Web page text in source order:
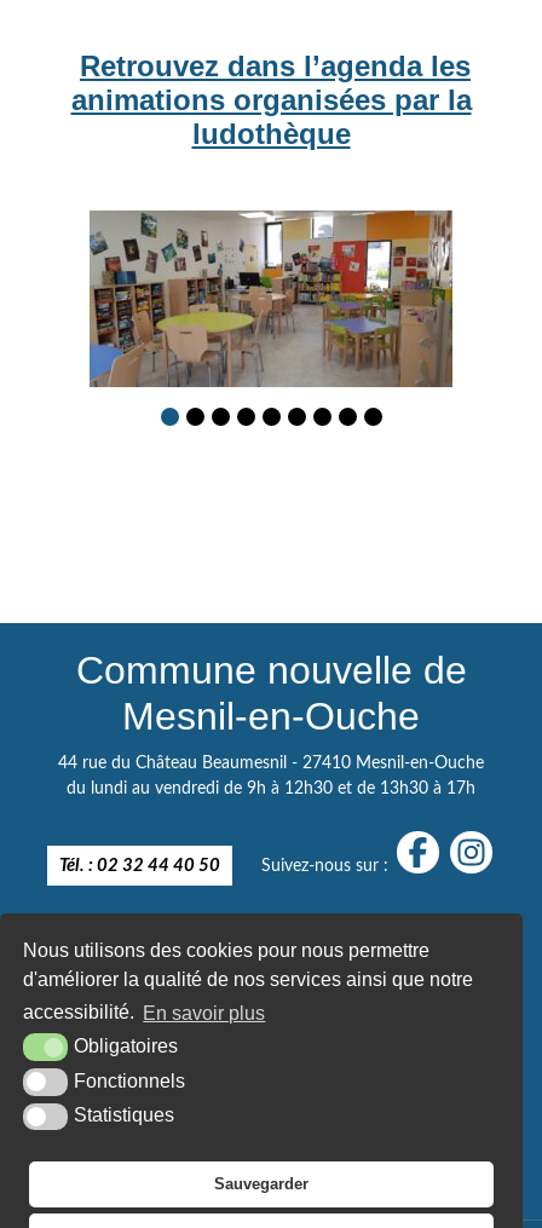
Nous utilisons des cookies pour nous permettre
d'améliorer la qualité de nos services ainsi que notre
accessibilité. En savoir plus
Obligatoires
Fonctionnels
Statistiques
Sauvegarder
Retrouvez dans l’agenda les
animations organisées par la
ludothèque
Commune nouvelle de
Mesnil-en-Ouche
44 rue du Château Beaumesnil - 27410 Mesnil-en-Ouche
du lundi au vendredi de 9h à 12h30 et de 13h30 à 17h
Tél. : 02 32 44 40 50 Suivez-nous sur :